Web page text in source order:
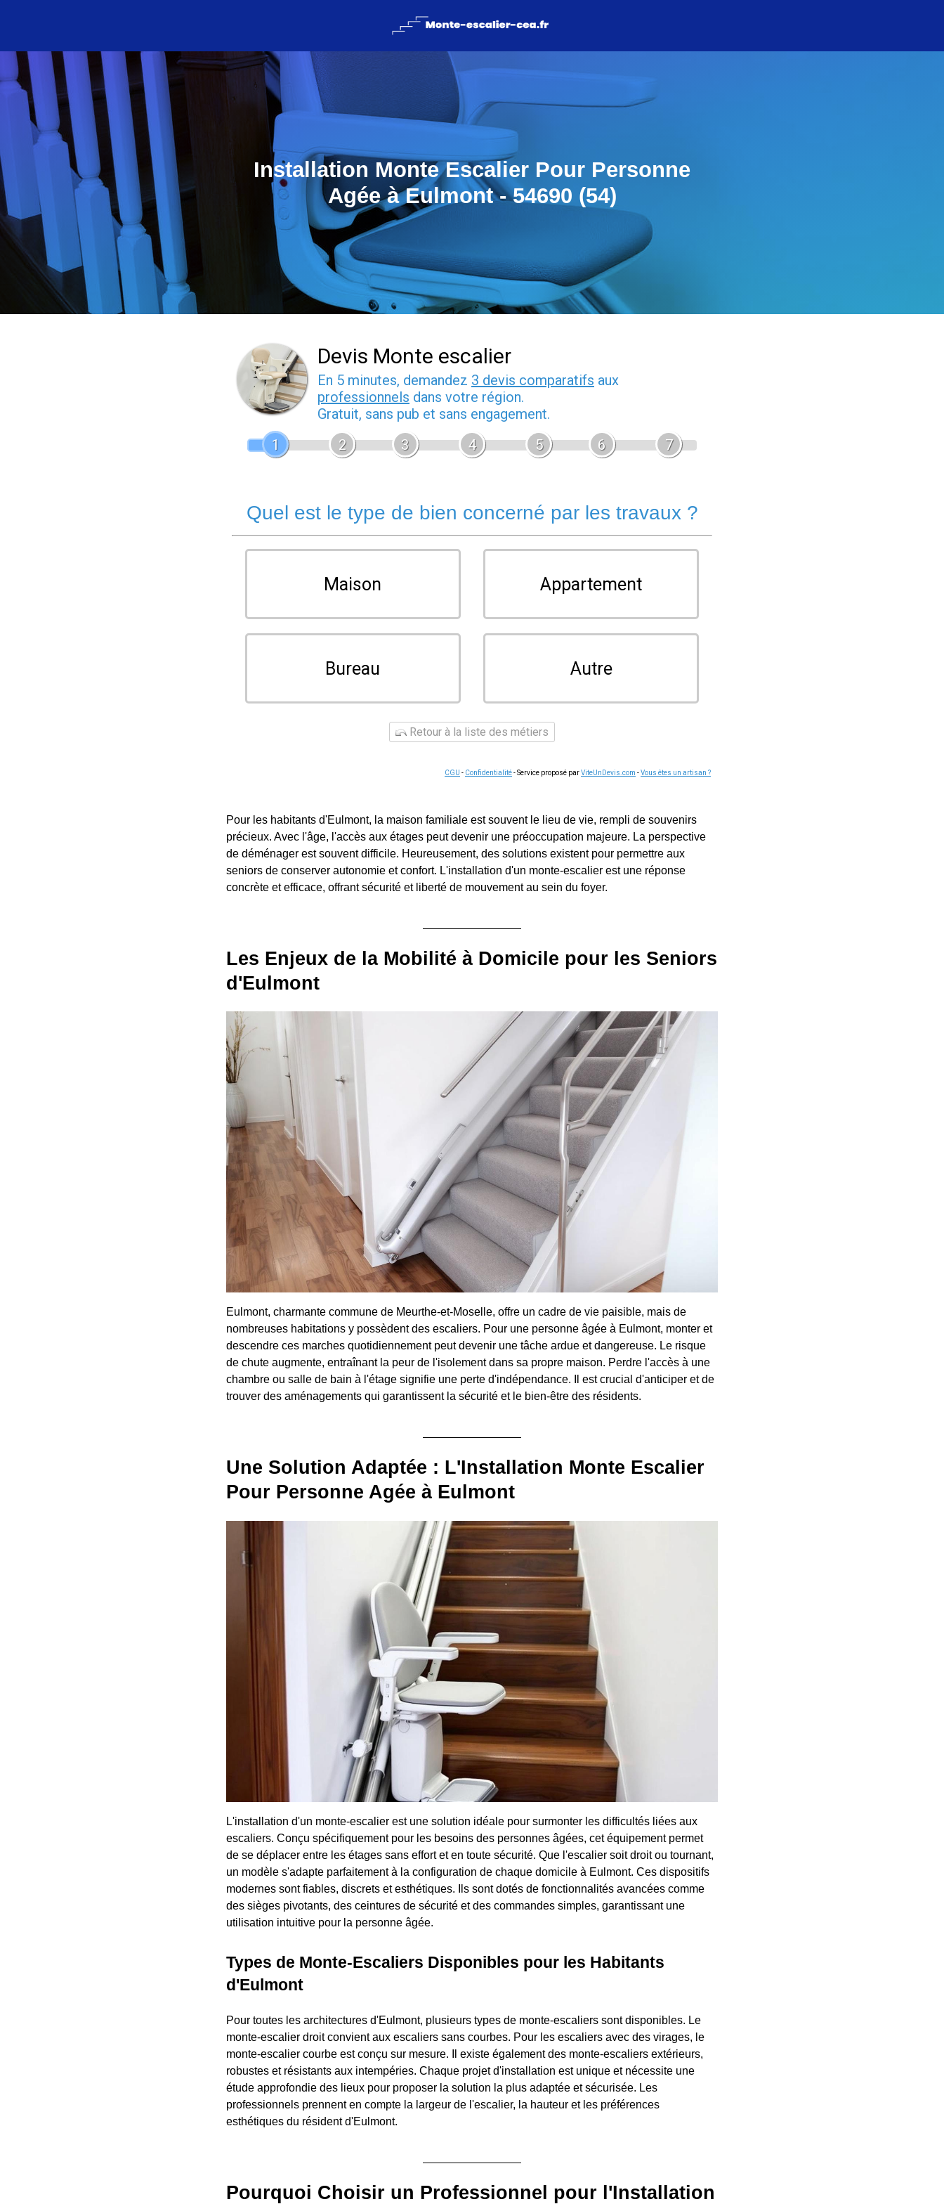
Installation Monte Escalier Pour Personne
Agée à Eulmont - 54690 (54)
Devis Monte escalier
En 5 minutes, demandez 3 devis comparatifs aux
professionnels dans votre région.
Gratuit, sans pub et sans engagement.
1
2 3 4 5 6 7
Quel est le type de bien concerné par les travaux ?
Maison Appartement
Bureau Autre
Retour à la liste des métiers
CGU - Confidentialité- Service proposé parViteUnDevis.com -Vous êtes un artisan ?
Pour les habitants d'Eulmont, la maison familiale est souvent le lieu de vie, rempli de souvenirs
précieux. Avec l'âge, l'accès aux étages peut devenir une préoccupation majeure. La perspective
de déménager est souvent difficile. Heureusement, des solutions existent pour permettre aux
seniors de conserver autonomie et confort. L'installation d'un monte-escalier est une réponse
concrète et efficace, offrant sécurité et liberté de mouvement au sein du foyer.
Les Enjeux de la Mobilité à Domicile pour les Seniors
d'Eulmont
Eulmont, charmante commune de Meurthe-et-Moselle, offre un cadre de vie paisible, mais de
nombreuses habitations y possèdent des escaliers. Pour une personne âgée à Eulmont, monter et
descendre ces marches quotidiennement peut devenir une tâche ardue et dangereuse. Le risque
de chute augmente, entraînant la peur de l'isolement dans sa propre maison. Perdre l'accès à une
chambre ou salle de bain à l'étage signifie une perte d'indépendance. Il est crucial d'anticiper et de
trouver des aménagements qui garantissent la sécurité et le bien-être des résidents.
Une Solution Adaptée : L'Installation Monte Escalier
Pour Personne Agée à Eulmont
L'installation d'un monte-escalier est une solution idéale pour surmonter les difficultés liées aux
escaliers. Conçu spécifiquement pour les besoins des personnes âgées, cet équipement permet
de se déplacer entre les étages sans effort et en toute sécurité. Que l'escalier soit droit ou tournant,
un modèle s'adapte parfaitement à la configuration de chaque domicile à Eulmont. Ces dispositifs
modernes sont fiables, discrets et esthétiques. Ils sont dotés de fonctionnalités avancées comme
des sièges pivotants, des ceintures de sécurité et des commandes simples, garantissant une
utilisation intuitive pour la personne âgée.
Types de Monte-Escaliers Disponibles pour les Habitants
d'Eulmont
Pour toutes les architectures d'Eulmont, plusieurs types de monte-escaliers sont disponibles. Le
monte-escalier droit convient aux escaliers sans courbes. Pour les escaliers avec des virages, le
monte-escalier courbe est conçu sur mesure. Il existe également des monte-escaliers extérieurs,
robustes et résistants aux intempéries. Chaque projet d'installation est unique et nécessite une
étude approfondie des lieux pour proposer la solution la plus adaptée et sécurisée. Les
professionnels prennent en compte la largeur de l'escalier, la hauteur et les préférences
esthétiques du résident d'Eulmont.
Pourquoi Choisir un Professionnel pour l'Installation